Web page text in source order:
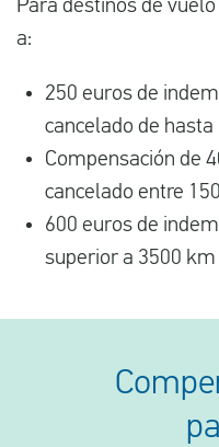
Para destinos de
a:
250 euros de
cancelado de hasta
Compensación de
cancelado entre
600 euros de
superior a 3500 km